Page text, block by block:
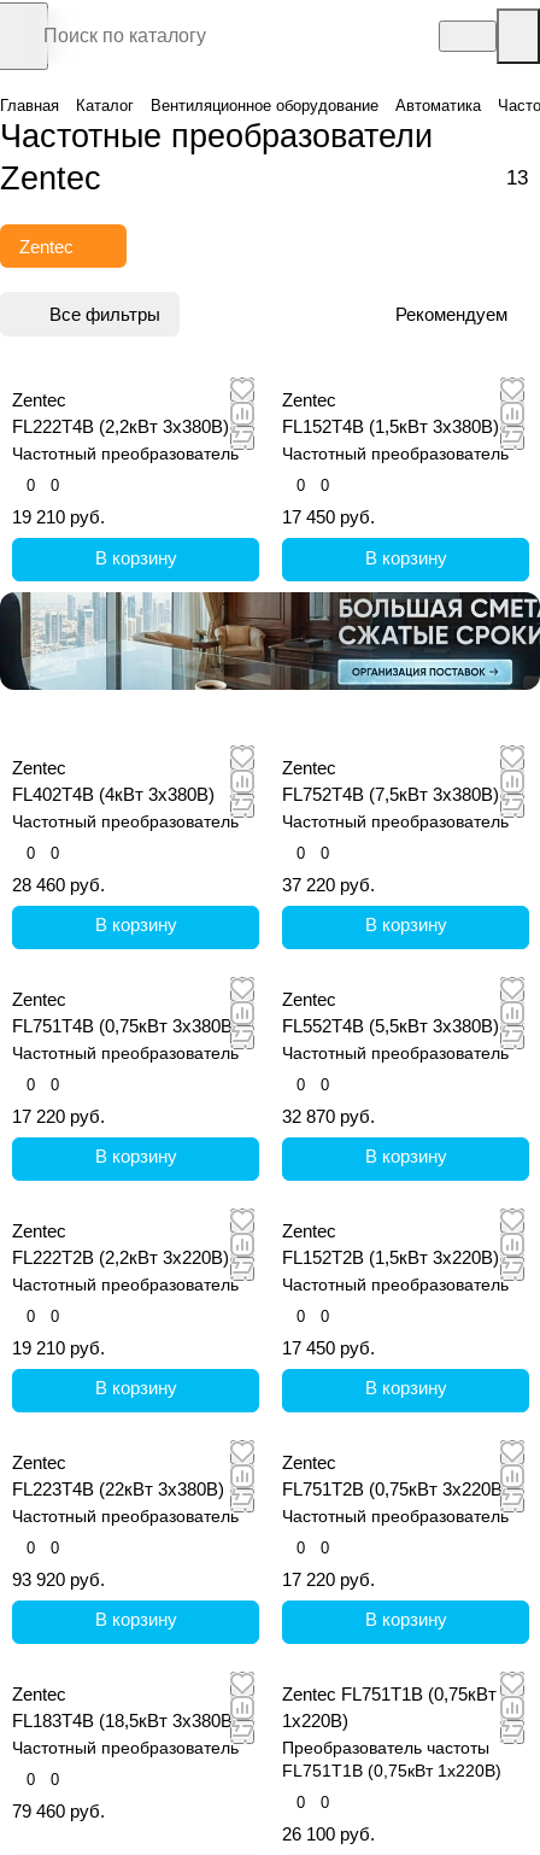
Главная Каталог Вентиляционное оборудование Автоматика
Частотные преобразователи
Zentec
13
Zentec
Все фильтры Рекомендуем
Zentec
FL222T4B (2,2кВт 3х380В)
Частотный преобразователь
0 0
19 210 руб.
В корзину
Zentec
FL152T4B (1,5кВт 3х380В)
Частотный преобразователь
0 0
17 450 руб.
В корзину
Zentec
FL402T4B (4кВт 3х380В)
Частотный преобразователь
0 0
28 460 руб.
В корзину
Zentec
FL752T4B (7,5кВт 3х380В)
Частотный преобразователь
0 0
37 220 руб.
В корзину
Zentec
FL751T4B (0,75кВт 3х380В)
Частотный преобразователь
0 0
17 220 руб.
В корзину
Zentec
FL552T4B (5,5кВт 3х380В)
Частотный преобразователь
0 0
32 870 руб.
В корзину
Zentec
FL222T2B (2,2кВт 3х220В)
Частотный преобразователь
0 0
19 210 руб.
В корзину
Zentec
FL152T2B (1,5кВт 3х220В)
Частотный преобразователь
0 0
17 450 руб.
В корзину
Zentec
FL223T4B (22кВт 3х380В)
Частотный преобразователь
0 0
93 920 руб.
В корзину
Zentec
FL751T2B (0,75кВт 3х220В)
Частотный преобразователь
0 0
17 220 руб.
В корзину
Zentec
FL183T4B (18,5кВт 3х380В)
Частотный преобразователь
0 0
79 460 руб.
Zentec FL751T1B (0,75кВт
1х220В)
Преобразователь частоты
FL751T1B (0,75кВт 1х220В)
0 0
26 100 руб.